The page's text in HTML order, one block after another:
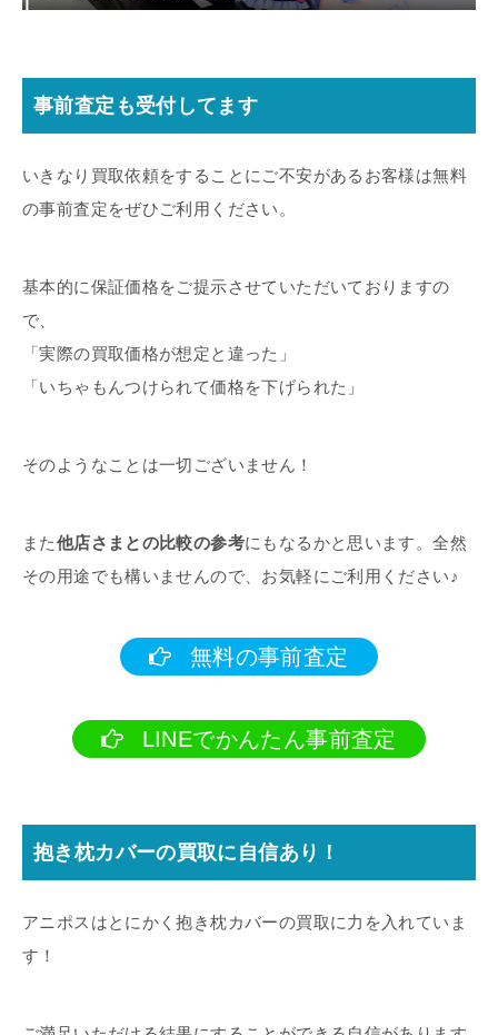
事前査定も受付してます
いきなり買取依頼をすることにご不安があるお客様は無料
の事前査定をぜひご利用ください。
基本的に保証価格をご提示させていただいておりますの
で、
「実際の買取価格が想定と違った」
「いちゃもんつけられて価格を下げられた」
そのようなことは一切ございません！
また他店さまとの比較の参考にもなるかと思います。全然
その用途でも構いませんので、お気軽にご利用ください♪
無料の事前査定
LINEでかんたん事前査定
抱き枕カバーの買取に自信あり！
アニポスはとにかく抱き枕カバーの買取に力を入れていま
す！